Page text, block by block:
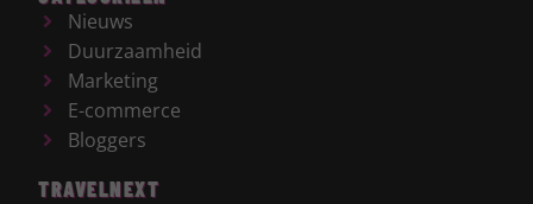
Nieuws
Duurzaamheid
Marketing
E-commerce
Bloggers
TRAVELNEXT